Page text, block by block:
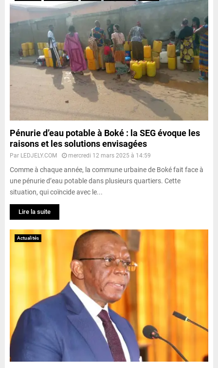
Pénurie d’eau potable à Boké : la SEG évoque les
raisons et les solutions envisagées
Par LEDJELY.COM mercredi 12 mars 2025 à 14:59
Comme à chaque année, la commune urbaine de Boké fait face à
une pénurie d’eau potable dans plusieurs quartiers. Cette
situation, qui coïncide avec le...
Lire la suite
Actualités